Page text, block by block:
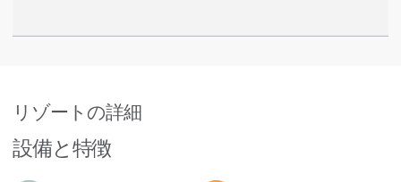
リゾートの詳細
設備と特徴